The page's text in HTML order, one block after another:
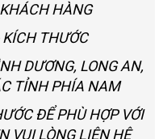
HÀNG
THƯỚC
DƯƠNG, LONG AN,
TỈNH PHÍA NAM
ĐỂ PHÙ HỢP VỚI
VUI LÒNG LIÊN HỆ